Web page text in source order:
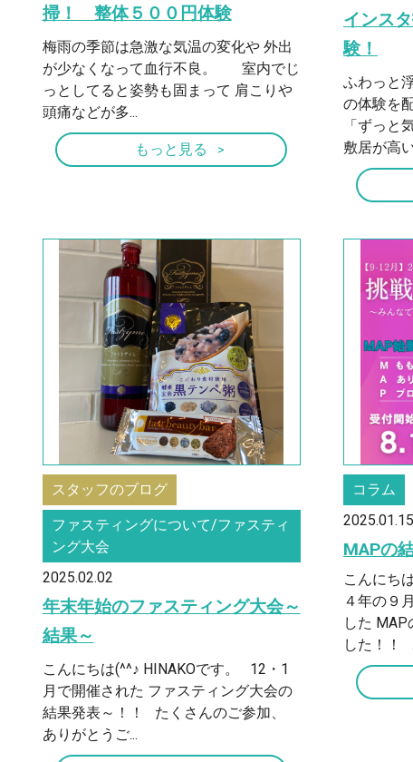
掃！ 整体５００円体験
梅雨の季節は急激な気温の変化や 外出
が少なくなって血行不良。 室内でじ
っとしてると姿勢も固まって 肩こりや
頭痛などが多...
もっと見る
インス
験！
ふわっと
の体験を
「ずっと
敷居が高
スタッフのブログ
ファスティングについて/ファスティ
ング大会
2025.02.02
年末年始のファスティング大会～
結果～
こんにちは(^^♪ HINAKOです。 12・1
月で開催された ファスティング大会の
結果発表～！！ たくさんのご参加、
ありがとうご...
コラム
2025.01.15
MAPの
こんにち
４年の９
した MAP
した！！